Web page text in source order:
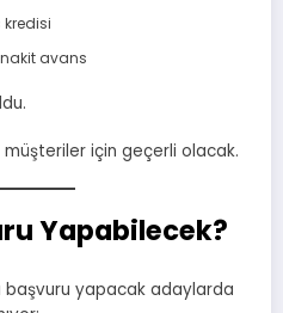
avans
için geçerli olacak.
Yapabilecek?
başvuru yapacak adaylarda